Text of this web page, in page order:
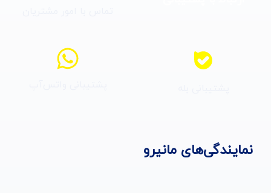
نمایندگی‌های مانیرو